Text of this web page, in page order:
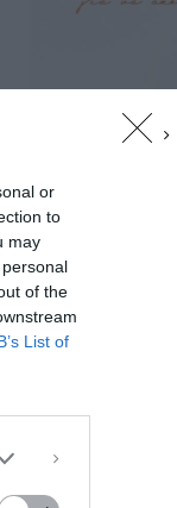
or
to
may
of the
List of